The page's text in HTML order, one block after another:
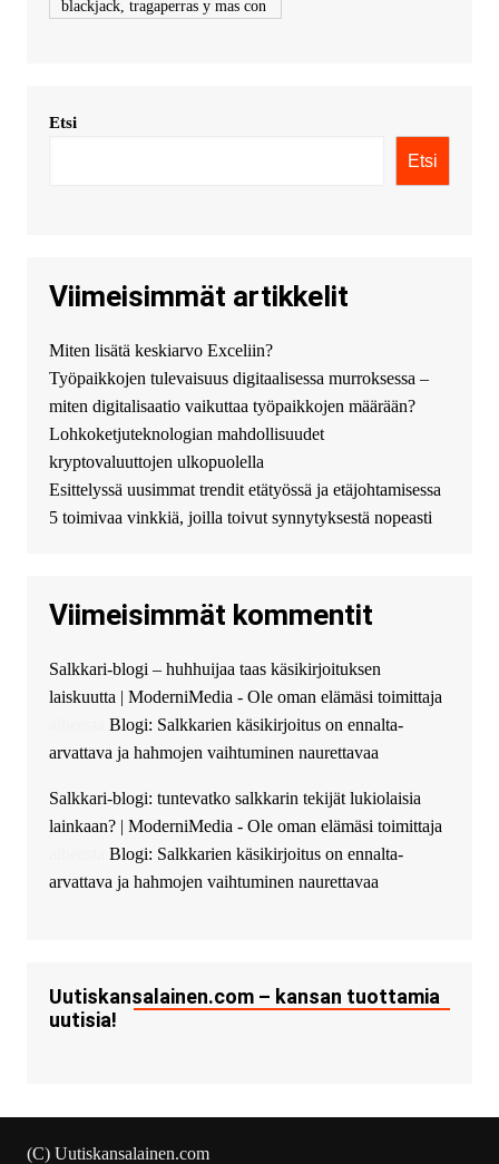
blackjack, tragaperras y mas con
KimonicRisse :
купить хавал джулиан -
http://jolion-ufa1.ru/
Появился вопрос про срочно
взять деньги? Предлагаем
безопасный источник
финансовой помощи. Вы
можете получить
финансирование в долг без
избыточных вопросов и
документов? Тогда обратитесь
guest_4889 :Cmon Suomi 👏
The Admin: High five! You’ve
successfully installed Simple
Ajax Chat.
Etsi
Etsi
Viimeisimmät artikkelit
Miten lisätä keskiarvo Exceliin?
Työpaikkojen tulevaisuus digitaalisessa murroksessa –
miten digitalisaatio vaikuttaa työpaikkojen määrään?
Lohkoketjuteknologian mahdollisuudet
kryptovaluuttojen ulkopuolella
Esittelyssä uusimmat trendit etätyössä ja etäjohtamisessa
5 toimivaa vinkkiä, joilla toivut synnytyksestä nopeasti
Viimeisimmät kommentit
Salkkari-blogi – huhhuijaa taas käsikirjoituksen
laiskuutta | ModerniMedia - Ole oman elämäsi toimittaja
Blogi: Salkkarien käsikirjoitus on ennalta-
arvattava ja hahmojen vaihtuminen naurettavaa
Salkkari-blogi: tuntevatko salkkarin tekijät lukiolaisia
lainkaan? | ModerniMedia - Ole oman elämäsi toimittaja
Blogi: Salkkarien käsikirjoitus on ennalta-
arvattava ja hahmojen vaihtuminen naurettavaa
Uutiskansalainen.com – kansan tuottamia
uutisia!
(C) Uutiskansalainen.com